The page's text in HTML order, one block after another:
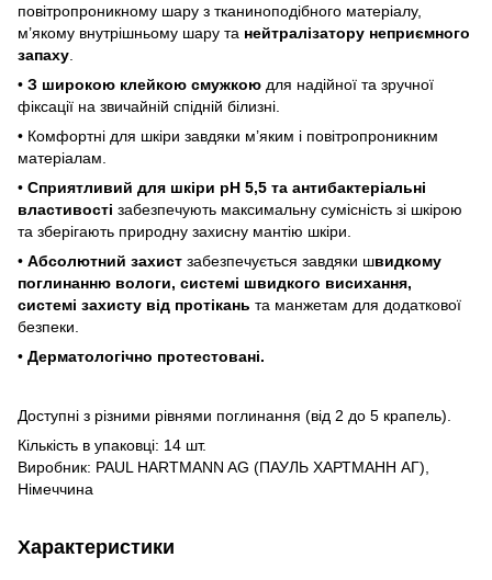
повітропроникному шару з тканиноподібного матеріалу,
м’якому внутрішньому шару та нейтралізатору неприємного
запаху
• З широкою клейкою смужкою для надійної та зручної
фіксації на звичайній спідній білизні.
• Комфортні для шкіри завдяки м’яким і повітропроникним
матеріалам.
• Сприятливий для шкіри pH 5,5 та антибактеріальні
властивості забезпечують максимальну сумісність зі шкірою
та зберігають природну захисну мантію шкіри.
• Абсолютний захист забезпечується завдяки швидкому
поглинанню вологи, системі швидкого висихання,
системі захисту від протікань та манжетам для додаткової
безпеки.
• Дерматологічно протестовані.
Доступні з різними рівнями поглинання (від 2 до 5 крапель).
Кількість в упаковці: 14 шт.
Виробник: PAUL HARTMANN AG (ПАУЛЬ ХАРТМАНН АГ),
Німеччина
Характеристики